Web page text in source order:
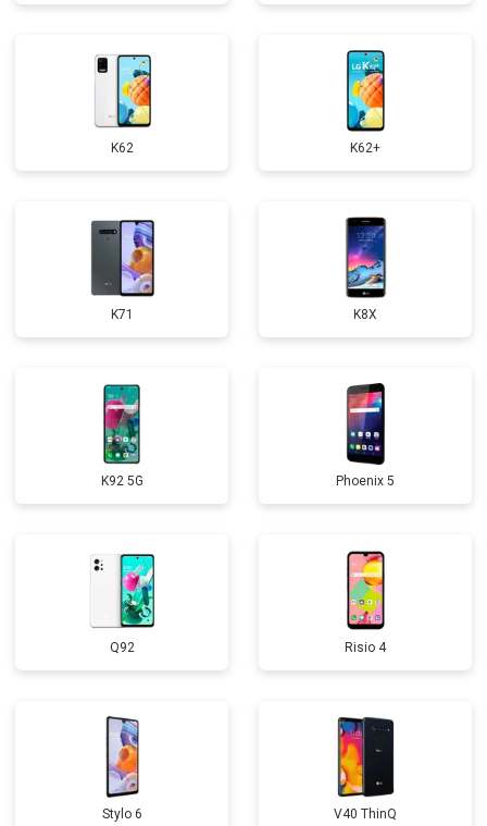
K62 K62+
K71 K8X
K92 5G Phoenix 5
Q92 Risio 4
Stylo 6 V40 ThinQ